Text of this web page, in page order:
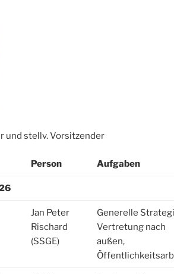
und stellv. Vorsitzender
Person Aufgaben
Jan Peter
Rischard
(SSGE)
Generelle
Vertretung nach
außen,